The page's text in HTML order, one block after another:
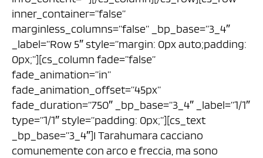
inner_container=”false”
marginless_columns=”false” _bp_base=”3_4″
_label=”Row 5″ style=”margin: 0px auto;padding:
0px;”][cs_column fade=”false”
fade_animation=”in”
fade_animation_offset=”45px”
fade_duration=”750″ _bp_base=”3_4″ _label=”1/1″
type=”1/1″ style=”padding: 0px;”][cs_text
_bp_base=”3_4″]I Tarahumara cacciano
comunemente con arco e freccia, ma sono